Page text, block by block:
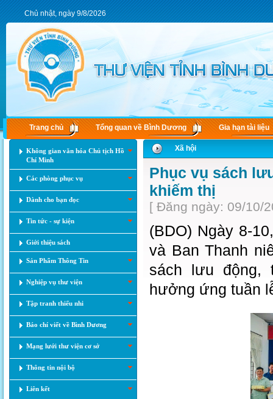
Chủ nhật, ngày 9/8/2026
Trang chủ Tổng quan về Bình Dương Gia hạn tài liệu
Không gian văn hóa Chủ tịch Hồ
Chí Minh
Các phòng phục vụ
Dành cho bạn đọc
Tin tức - sự kiện
Giới thiệu sách
Sản Phẩm Thông Tin
Nghiệp vụ thư viện
Tập tranh thiếu nhi
Báo chí viết về Bình Dương
Mạng lưới thư viện cơ sở
Thông tin nội bộ
Liên kết
Xã hội
Phục vụ sách
khiếm thị
[ Đăng ngày: 09/10/
(BDO) Ngày 8-
và Ban Thanh
sách lưu động,
hưởng ứng tuần